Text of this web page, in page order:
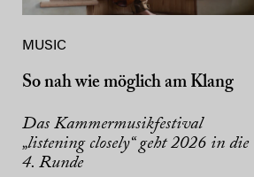
MUSIC
So nah wie möglich am Klang
Das Kammermusikfestival
„listening closely“ geht 2026 in die
4. Runde